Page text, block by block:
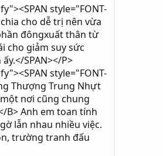
style="FONT-
cho dễ trị nên vừa
đôngxuất thân từ
cho giảm suy sức
SPAN></P>
style="FONT-
Thượng Trung Nhựt
nơi cũng chung
B> Anh em toan tính
lẫn nhau nhiều việc.
trường tranh đấu